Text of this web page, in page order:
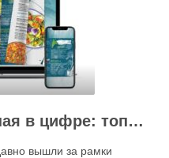
Кулинарная вселенная в цифре: топ-3 самых больших электронных книг рецептов
вышли за рамки